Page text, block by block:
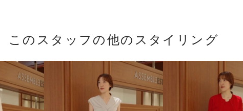
このスタッフの他のスタイリング